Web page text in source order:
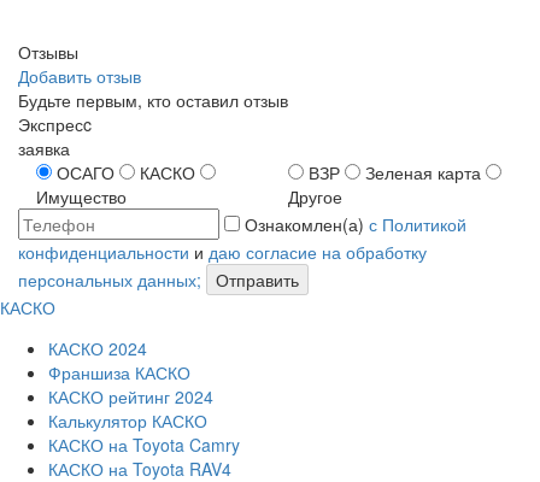
Отзывы
Добавить отзыв
Будьте первым, кто оставил отзыв
Экспресc
заявка
ОСАГО
КАСКО
Имущество
ВЗР
Зеленая карта
Другое
Ознакомлен(а) с Политикой
конфиденциальности и даю согласие на обработку
персональных данных;
Отправить
КАСКО
КАСКО 2024
Франшиза КАСКО
КАСКО рейтинг 2024
Калькулятор КАСКО
КАСКО на Toyota Camry
КАСКО на Toyota RAV4